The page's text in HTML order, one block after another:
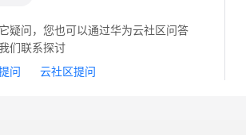
疑问，您也可以通过华为云社区问答
们联系探讨
问
云社区提问